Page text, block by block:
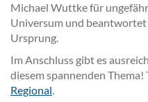
Michael Wuttke für
Universum und beantwortet
Ursprung.
Im Anschluss gibt es
diesem spannenden Thema!
Regional.